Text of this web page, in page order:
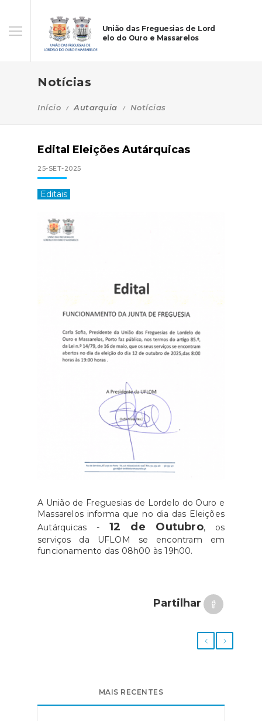
União das Freguesias de Lord
elo do Ouro e Massarelos
Notícias
Início Autarquia Notícias
Edital Eleições Autárquicas
25-SET-2025
Editais
A União de Freguesias de Lordelo do Ouro e
Massarelos informa que no dia das Eleições
Autárquicas - 12 de Outubro, os
serviços da UFLOM se encontram em
funcionamento das 08h00 às 19h00.
Partilhar
MAIS RECENTES